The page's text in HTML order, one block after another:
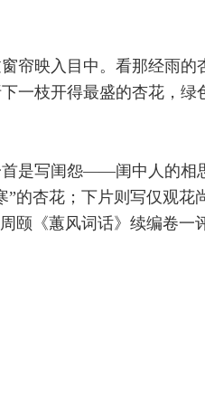
帘映入目中。看那经雨的
一枝开得最盛的杏花，绿
是写闺怨——闺中人的
的杏花；下片则写仅观
颐《蕙风词话》续编卷